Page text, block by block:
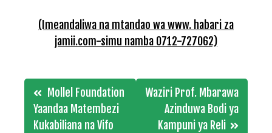
(Imeandaliwa na mtandao wa www. habari za
jamii.com-simu namba 0712-727062)
Post
navigation
Mollel Foundation
Yaandaa Matembezi
Kukabiliana na Vifo
Waziri Prof. Mbarawa
Azinduwa Bodi ya
Kampuni ya Reli